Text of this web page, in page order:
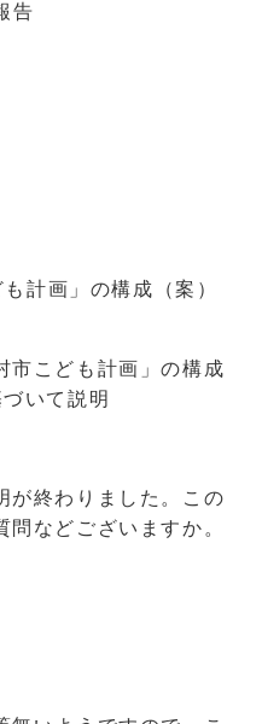
告
計画」の構成（案）
市こども計画」の構成
いて説明
が終わりました。この
などございますか。